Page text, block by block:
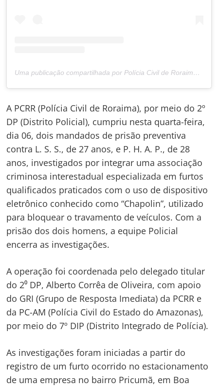
Uma publicação compartilhada por Polícia Civil de Roraima (@policiacivilderoraima)
A PCRR (Polícia Civil de Roraima), por meio do 2º
DP (Distrito Policial), cumpriu nesta quarta-feira,
dia 06, dois mandados de prisão preventiva
contra L. S. S., de 27 anos, e P. H. A. P., de 28
anos, investigados por integrar uma associação
criminosa interestadual especializada em furtos
qualificados praticados com o uso de dispositivo
eletrônico conhecido como “Chapolin”, utilizado
para bloquear o travamento de veículos. Com a
prisão dos dois homens, a equipe Policial
encerra as investigações.
A operação foi coordenada pelo delegado titular
do 2⁰ DP, Alberto Corrêa de Oliveira, com apoio
do GRI (Grupo de Resposta Imediata) da PCRR e
da PC-AM (Polícia Civil do Estado do Amazonas),
por meio do 7º DIP (Distrito Integrado de Polícia).
As investigações foram iniciadas a partir do
registro de um furto ocorrido no estacionamento
de uma empresa no bairro Pricumã, em Boa